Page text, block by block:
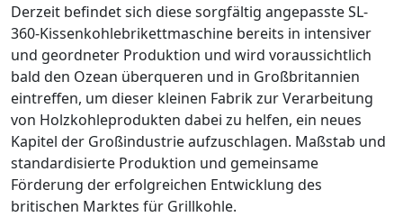
Derzeit befindet sich diese sorgfältig angepasste SL-
360-Kissenkohlebrikettmaschine bereits in intensiver
und geordneter Produktion und wird voraussichtlich
bald den Ozean überqueren und in Großbritannien
eintreffen, um dieser kleinen Fabrik zur Verarbeitung
von Holzkohleprodukten dabei zu helfen, ein neues
Kapitel der Großindustrie aufzuschlagen. Maßstab und
standardisierte Produktion und gemeinsame
Förderung der erfolgreichen Entwicklung des
britischen Marktes für Grillkohle.